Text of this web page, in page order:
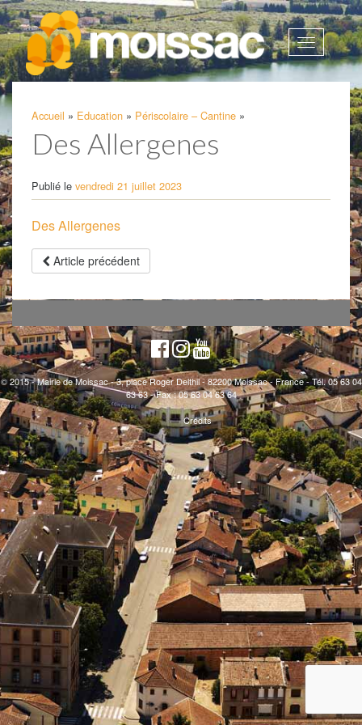
Afficher
la
Accueil » Education » Périscolaire – Cantine »
Des Allergenes
Publié le vendredi 21 juillet 2023
Des Allergenes
Article précédent
© 2015 - Mairie de Moissac - 3, place Roger Delthil - 82200 Moissac - France - Tél. 05 63 04
63 63 - Fax : 05 63 04 63 64
Crédits